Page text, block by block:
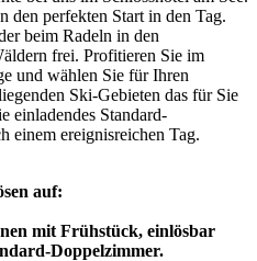
den perfekten Start in den Tag.
beim Radeln in den
frei. Profitieren Sie im
und wählen Sie für Ihren
Ski-Gebieten das für Sie
einladendes Standard-
einem ereignisreichen Tag.
auf:
mit Frühstück, einlösbar
Doppelzimmer.